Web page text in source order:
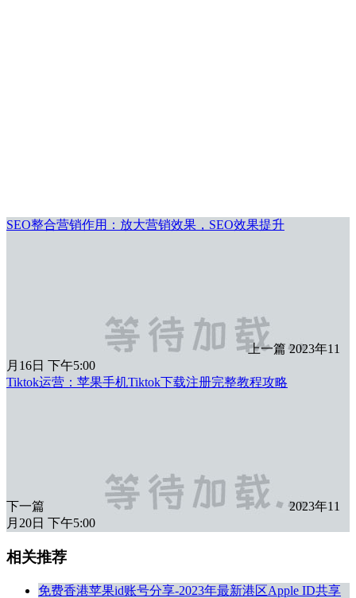
SEO整合营销作用：放大营销效果，SEO效果提升
上一篇 2023年11
月16日 下午5:00
Tiktok运营：苹果手机Tiktok下载注册完整教程攻略
下一篇
2023年11
月20日 下午5:00
相关推荐
免费香港苹果id账号分享-2023年最新港区Apple ID共享